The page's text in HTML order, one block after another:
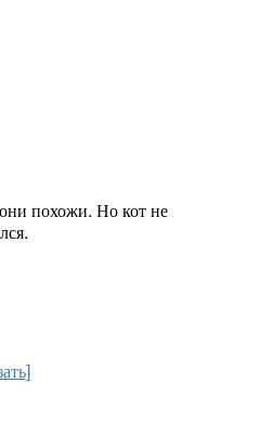
похожи. Но кот не